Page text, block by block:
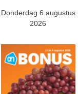
Donderdag 6 augustus
2026